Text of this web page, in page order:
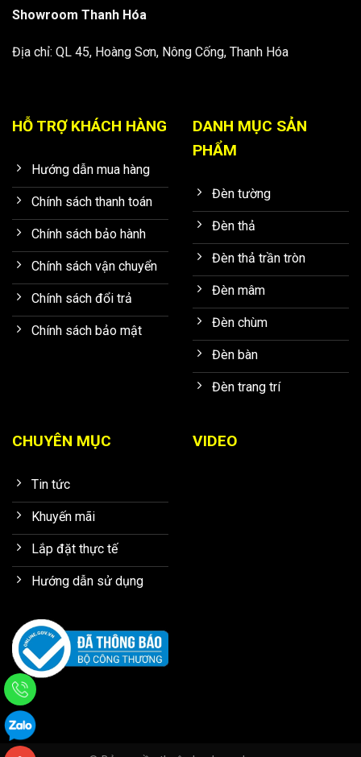
Showroom Thanh Hóa
Địa chỉ: QL 45, Hoàng Sơn, Nông Cống, Thanh Hóa
HỖ TRỢ KHÁCH HÀNG
Hướng dẫn mua hàng
Chính sách thanh toán
Chính sách bảo hành
Chính sách vận chuyển
Chính sách đổi trả
Chính sách bảo mật
DANH MỤC SẢN
PHẨM
Đèn tường
Đèn thả
Đèn thả trần tròn
Đèn mâm
Đèn chùm
Đèn bàn
Đèn trang trí
CHUYÊN MỤC
Tin tức
Khuyến mãi
Lắp đặt thực tế
Hướng dẫn sử dụng
VIDEO